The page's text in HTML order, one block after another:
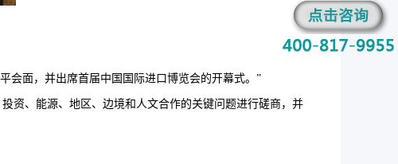
面，并出席首届中国国际进口博览会的开幕式。”
资、能源、地区、边境和人文合作的关键问题进行磋商，并